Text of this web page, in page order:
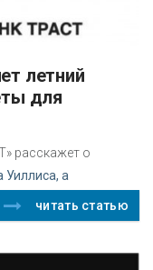
для
расскажет о
Уиллиса, а
читать статью